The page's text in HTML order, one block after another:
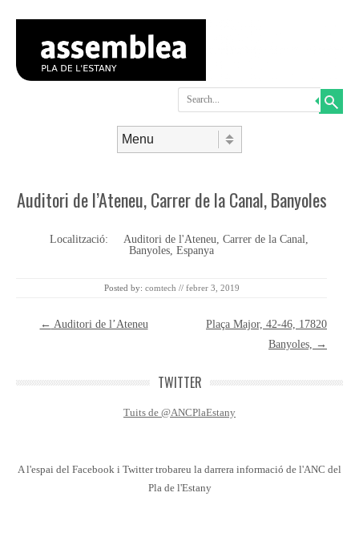
Auditori de l’Ateneu, Carrer de la Canal, Banyoles
Localització:
Auditori de l'Ateneu, Carrer de la Canal,
Banyoles, Espanya
Posted by: comtech // febrer 3, 2019
Post navigation
← Auditori de l’Ateneu
Plaça Major, 42-46, 17820
Banyoles,
→
TWITTER
Tuits de @ANCPlaEstany
A l'espai del Facebook i Twitter trobareu la darrera informació de l'ANC del
Pla de l'Estany